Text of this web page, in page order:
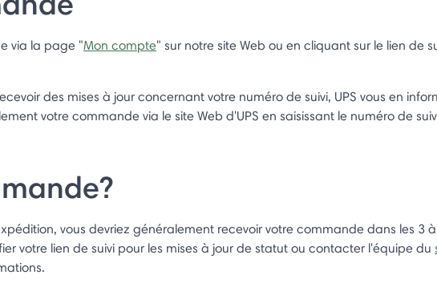
via la page "Mon compte" sur notre site Web ou en cliquant sur le lien de
des mises à jour concernant votre numéro de suivi, UPS vous en
votre commande via le site Web d'UPS en saisissant le numéro de
vous devriez généralement recevoir votre commande dans les 3 à
votre lien de suivi pour les mises à jour de statut ou contacter l'équipe du